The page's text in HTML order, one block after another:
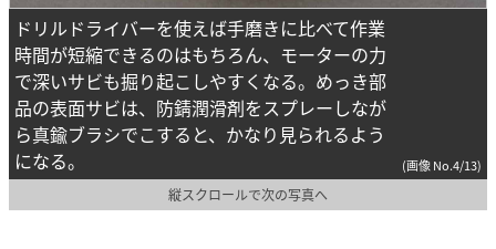
ドリルドライバーを使えば手磨きに比べて作業
時間が短縮できるのはもちろん、モーターの力
で深いサビも掘り起こしやすくなる。めっき部
品の表面サビは、防錆潤滑剤をスプレーしなが
ら真鍮ブラシでこすると、かなり見られるよう
になる。
(画像 No.4/13)
縦スクロールで次の写真へ